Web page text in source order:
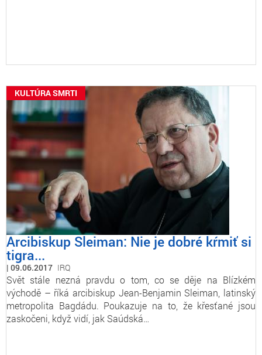
KULTÚRA SMRTI
Arcibiskup Sleiman: Nie je dobré kŕmiť si
tigra...
09.06.2017 IRQ
Svět stále nezná pravdu o tom, co se děje na Blízkém
východě – říká arcibiskup Jean-Benjamin Sleiman, latinský
metropolita Bagdádu. Poukazuje na to, že křesťané jsou
zaskočeni, když vidí, jak Saúdská…